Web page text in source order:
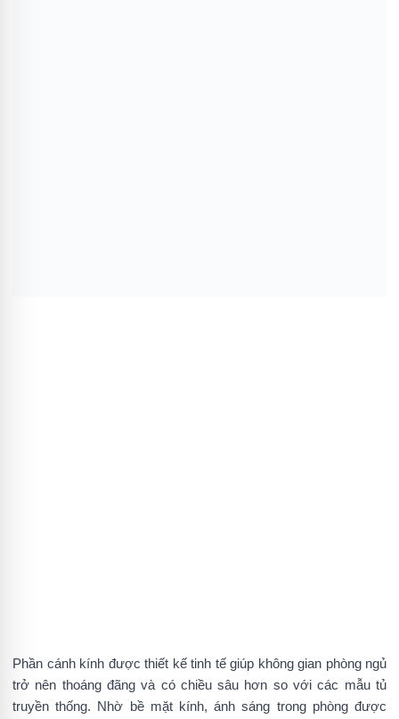
Phần cánh kính được thiết kế tinh tế giúp không gian phòng ngủ
trở nên thoáng đãng và có chiều sâu hơn so với các mẫu tủ
truyền thống. Nhờ bề mặt kính, ánh sáng trong phòng được